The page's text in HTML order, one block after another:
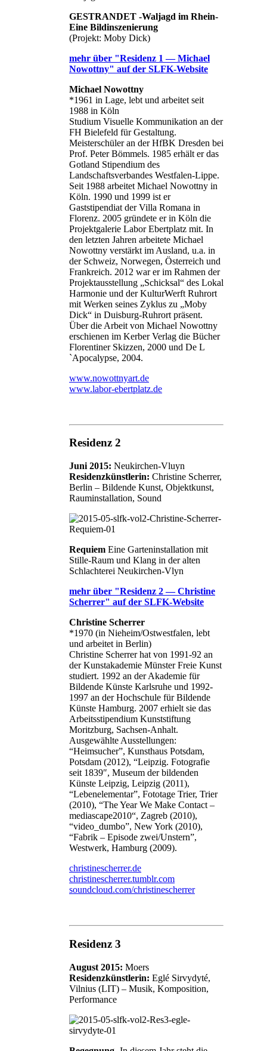
GESTRANDET -Waljagd im Rhein-
Eine Bildinszenierung
(Projekt: Moby Dick)
mehr über "Residenz 1 — Michael
Nowottny" auf der SLFK-Website
Michael Nowottny
*1961 in Lage, lebt und arbeitet seit
1988 in Köln
Studium Visuelle Kommunikation an der
FH Bielefeld für Gestaltung.
Meisterschüler an der HfBK Dresden bei
Prof. Peter Bömmels. 1985 erhält er das
Gotland Stipendium des
Landschaftsverbandes Westfalen-Lippe.
Seit 1988 arbeitet Michael Nowottny in
Köln. 1990 und 1999 ist er
Gaststipendiat der Villa Romana in
Florenz. 2005 gründete er in Köln die
Projektgalerie Labor Ebertplatz mit. In
den letzten Jahren arbeitete Michael
Nowottny verstärkt im Ausland, u.a. in
der Schweiz, Norwegen, Österreich und
Frankreich. 2012 war er im Rahmen der
Projektausstellung „Schicksal“ des Lokal
Harmonie und der KulturWerft Ruhrort
mit Werken seines Zyklus zu „Moby
Dick“ in Duisburg-Ruhrort präsent.
Über die Arbeit von Michael Nowottny
erschienen im Kerber Verlag die Bücher
Florentiner Skizzen, 2000 und De L
`Apocalypse, 2004.
www.nowottnyart.de
www.labor-ebertplatz.de
Residenz 2
Juni 2015: Neukirchen-Vluyn
Residenzkünstlerin: Christine Scherrer,
Berlin – Bildende Kunst, Objektkunst,
Rauminstallation, Sound
Requiem Eine Garteninstallation mit
Stille-Raum und Klang in der alten
Schlachterei Neukirchen-Vlyn
mehr über "Residenz 2 — Christine
Scherrer" auf der SLFK-Website
Christine Scherrer
*1970 (in Nieheim/Ostwestfalen, lebt
und arbeitet in Berlin)
Christine Scherrer hat von 1991-92 an
der Kunstakademie Münster Freie Kunst
studiert. 1992 an der Akademie für
Bildende Künste Karlsruhe und 1992-
1997 an der Hochschule für Bildende
Künste Hamburg. 2007 erhielt sie das
Arbeitsstipendium Kunststiftung
Moritzburg, Sachsen-Anhalt.
Ausgewählte Ausstellungen:
“Heimsucher”, Kunsthaus Potsdam,
Potsdam (2012), “Leipzig. Fotografie
seit 1839″, Museum der bildenden
Künste Leipzig, Leipzig (2011),
“Lebenelementar”, Fototage Trier, Trier
(2010), “The Year We Make Contact –
mediascape2010“, Zagreb (2010),
“video_dumbo”, New York (2010),
“Fabrik – Episode zwei/Unstern”,
Westwerk, Hamburg (2009).
christinescherrer.de
christinescherrer.tumblr.com
soundcloud.com/christinescherrer
Residenz 3
August 2015: Moers
Residenzkünstlerin: Eglé Sirvydyté,
Vilnius (LIT) – Musik, Komposition,
Performance